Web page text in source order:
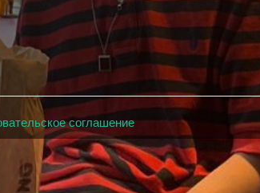
соглашение